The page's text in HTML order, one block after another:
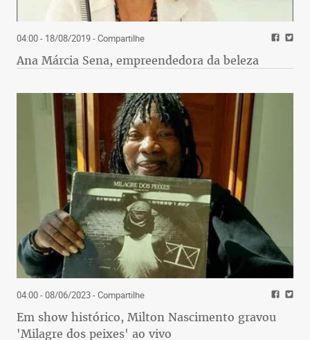
04:00 - 18/08/2019- Compartilhe
Ana Márcia Sena, empreendedora da beleza
04:00 - 08/06/2023- Compartilhe
Em show histórico, Milton Nascimento gravou
'Milagre dos peixes' ao vivo